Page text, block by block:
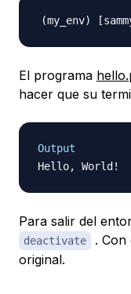
El programa
hacer que su
Output
Para salir del
deactivate
.
original.